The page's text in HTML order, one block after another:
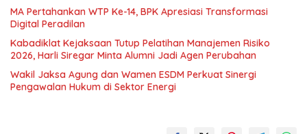
MA Pertahankan WTP Ke-14, BPK Apresiasi Transformasi
Digital Peradilan
Kabadiklat Kejaksaan Tutup Pelatihan Manajemen Risiko
2026, Harli Siregar Minta Alumni Jadi Agen Perubahan
Wakil Jaksa Agung dan Wamen ESDM Perkuat Sinergi
Pengawalan Hukum di Sektor Energi